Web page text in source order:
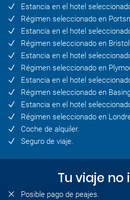
Estancia en el hotel
Régimen seleccionado en
Estancia en el hotel
Régimen seleccionado en
Estancia en el hotel
Régimen seleccionado en
Estancia en el hotel
Régimen seleccionado en
Estancia en el hotel
Régimen seleccionado en
Coche de alquiler.
Seguro de viaje.
Tu viaje no
Posible pago de peajes.